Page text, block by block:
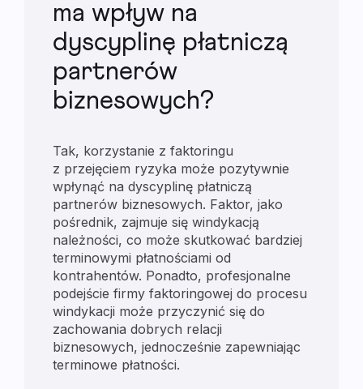
ma wpływ na
dyscyplinę płatniczą
partnerów
biznesowych?
Tak, korzystanie z faktoringu
z przejęciem ryzyka może pozytywnie
wpłynąć na dyscyplinę płatniczą
partnerów biznesowych. Faktor, jako
pośrednik, zajmuje się windykacją
należności, co może skutkować bardziej
terminowymi płatnościami od
kontrahentów. Ponadto, profesjonalne
podejście firmy faktoringowej do procesu
windykacji może przyczynić się do
zachowania dobrych relacji
biznesowych, jednocześnie zapewniając
terminowe płatności.